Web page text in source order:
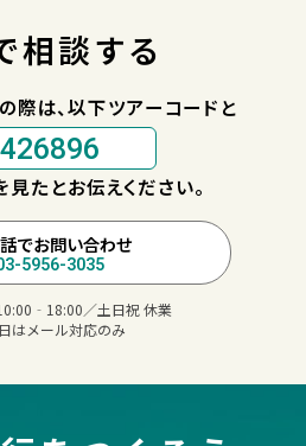
相談する
際は、以下ツアーコードと
たとお伝えください。
でお問い合わせ
5956-3035
／土日祝 休業
はメール対応のみ